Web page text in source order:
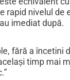
rapid nivelul de
imediat după.
fără a încetini
timp mai